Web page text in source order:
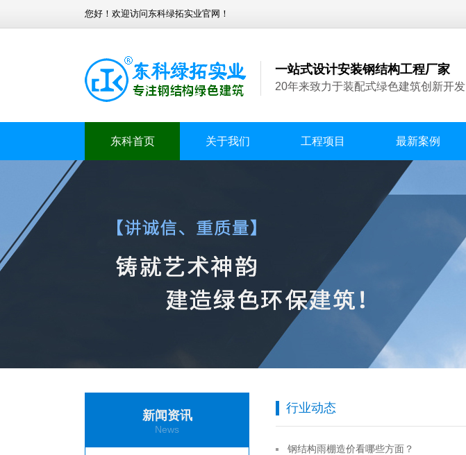
您好！欢迎访问东科绿拓实业官网！
一站式设计安装钢结构工程厂家
20年来致力于装配式绿色建筑创新开发
东科首页 关于我们 工程项目 最新案例
新闻资讯
News
行业动态
钢结构雨棚造价看哪些方面？